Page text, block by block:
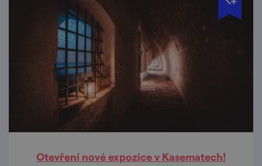
Otevření nové expozice v Kasematech!